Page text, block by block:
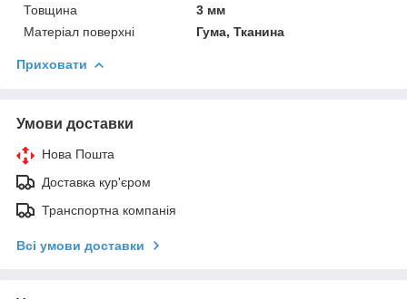
Товщина
3 мм
Матеріал поверхні
Гума, Тканина
Приховати
Умови доставки
Нова Пошта
Доставка кур'єром
Транспортна компанія
Всі умови доставки